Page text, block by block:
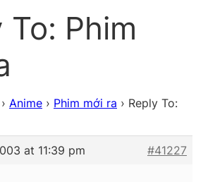
To: Phim
› Anime › Phim mới ra › Reply To:
at 11:39 pm
#41227